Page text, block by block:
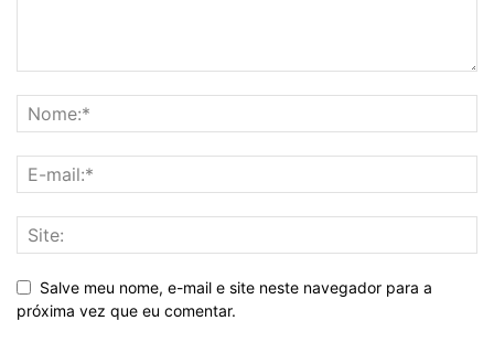
Salve meu nome, e-mail e site neste navegador para a
próxima vez que eu comentar.